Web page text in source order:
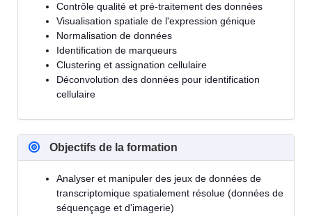
Contrôle qualité et pré-traitement des données
Visualisation spatiale de l'expression génique
Normalisation de données
Identification de marqueurs
Clustering et assignation cellulaire
Déconvolution des données pour identification
cellulaire
Objectifs de la formation
Analyser et manipuler des jeux de données de
transcriptomique spatialement résolue (données de
séquençage et d'imagerie)